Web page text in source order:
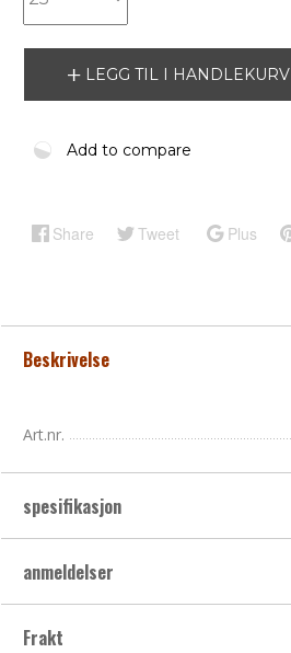
LEGG TIL I HANDLEKURV
Add to compare
Share Tweet Plus
Beskrivelse
Art.nr.
spesifikasjon
anmeldelser
Frakt